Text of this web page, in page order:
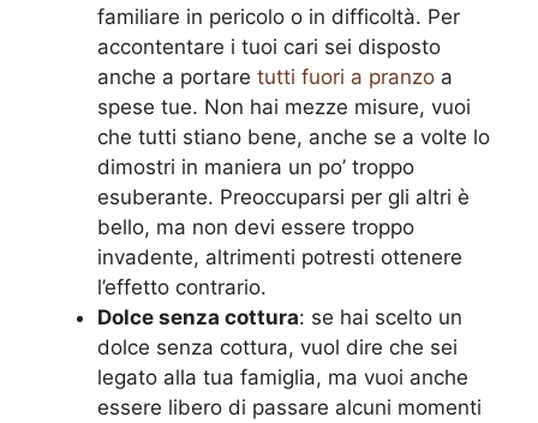
familiare in pericolo o in difficoltà. Per
accontentare i tuoi cari sei disposto
anche a portare tutti fuori a pranzo a
spese tue. Non hai mezze misure, vuoi
che tutti stiano bene, anche se a volte lo
dimostri in maniera un po’ troppo
esuberante. Preoccuparsi per gli altri è
bello, ma non devi essere troppo
invadente, altrimenti potresti ottenere
l’effetto contrario.
Dolce senza cottura: se hai scelto un
dolce senza cottura, vuol dire che sei
legato alla tua famiglia, ma vuoi anche
essere libero di passare alcuni momenti